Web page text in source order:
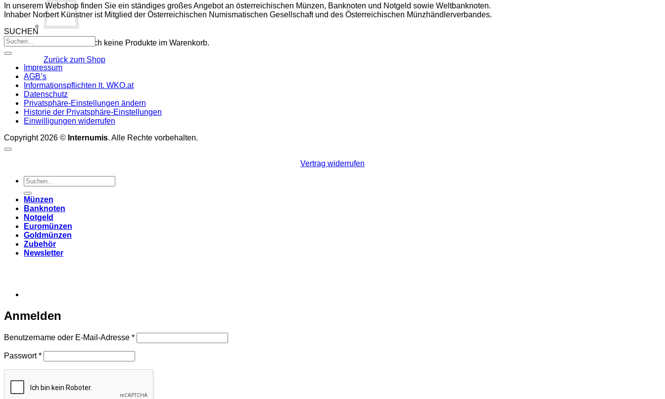
Es befinden sich keine Produkte im Warenkorb.
Zurück zum Shop
In unserem Webshop finden Sie ein ständiges großes Angebot an österreichischen Münzen, Banknoten und Notgeld sowie Weltbanknoten.
Inhaber Norbert Künstner ist Mitglied der Österreichischen Numismatischen Gesellschaft und des Österreichischen Münzhändlerverbandes.
SUCHEN
Impressum
AGB’s
Informationspflichten lt. WKO.at
Datenschutz
Privatsphäre-Einstellungen ändern
Historie der Privatsphäre-Einstellungen
Einwilligungen widerrufen
Copyright 2026 © Internumis. Alle Rechte vorbehalten.
Vertrag widerrufen
Suchen
nach:
Münzen
Banknoten
Notgeld
Euromünzen
Goldmünzen
Zubehör
Newsletter
Anmelden
Benutzername oder E-Mail-Adresse *Erforderlich
Passwort*Erforderlich